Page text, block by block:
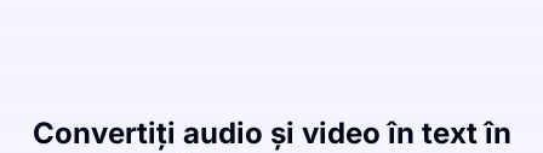
Convertiți audio și video în text în